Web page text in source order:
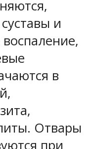
и
в
Отвары
при